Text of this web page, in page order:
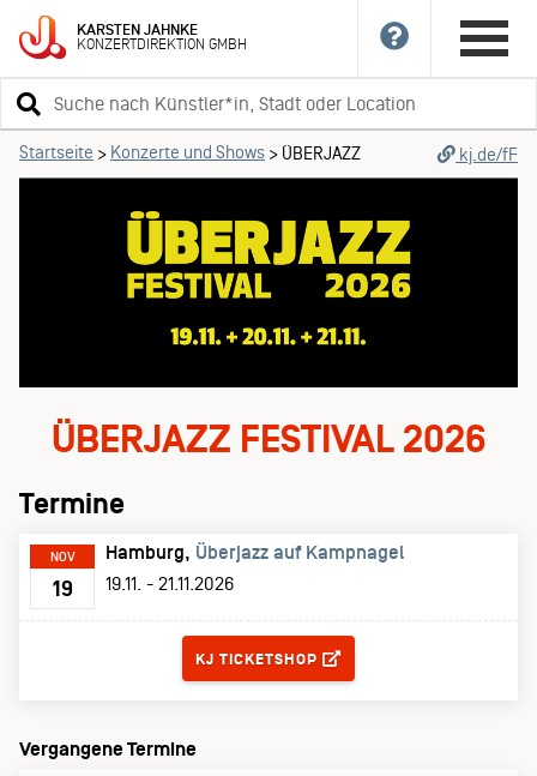
KARSTENJAHNKE
KONZERTDIREKTIONGMBH
Suchbegriff
eingeben
Startseite > Konzerte und Shows > ÜBERJAZZ kj.de/fF
ÜBERJAZZ FESTIVAL 2026
Termine
NOV
19
Hamburg
Überjazz auf Kampnagel
19.11. - 21.11.2026
KJ TICKETSHOP
Vergangene Termine